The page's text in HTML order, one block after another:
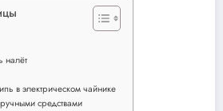
налёт
в электрическом чайнике
средствами